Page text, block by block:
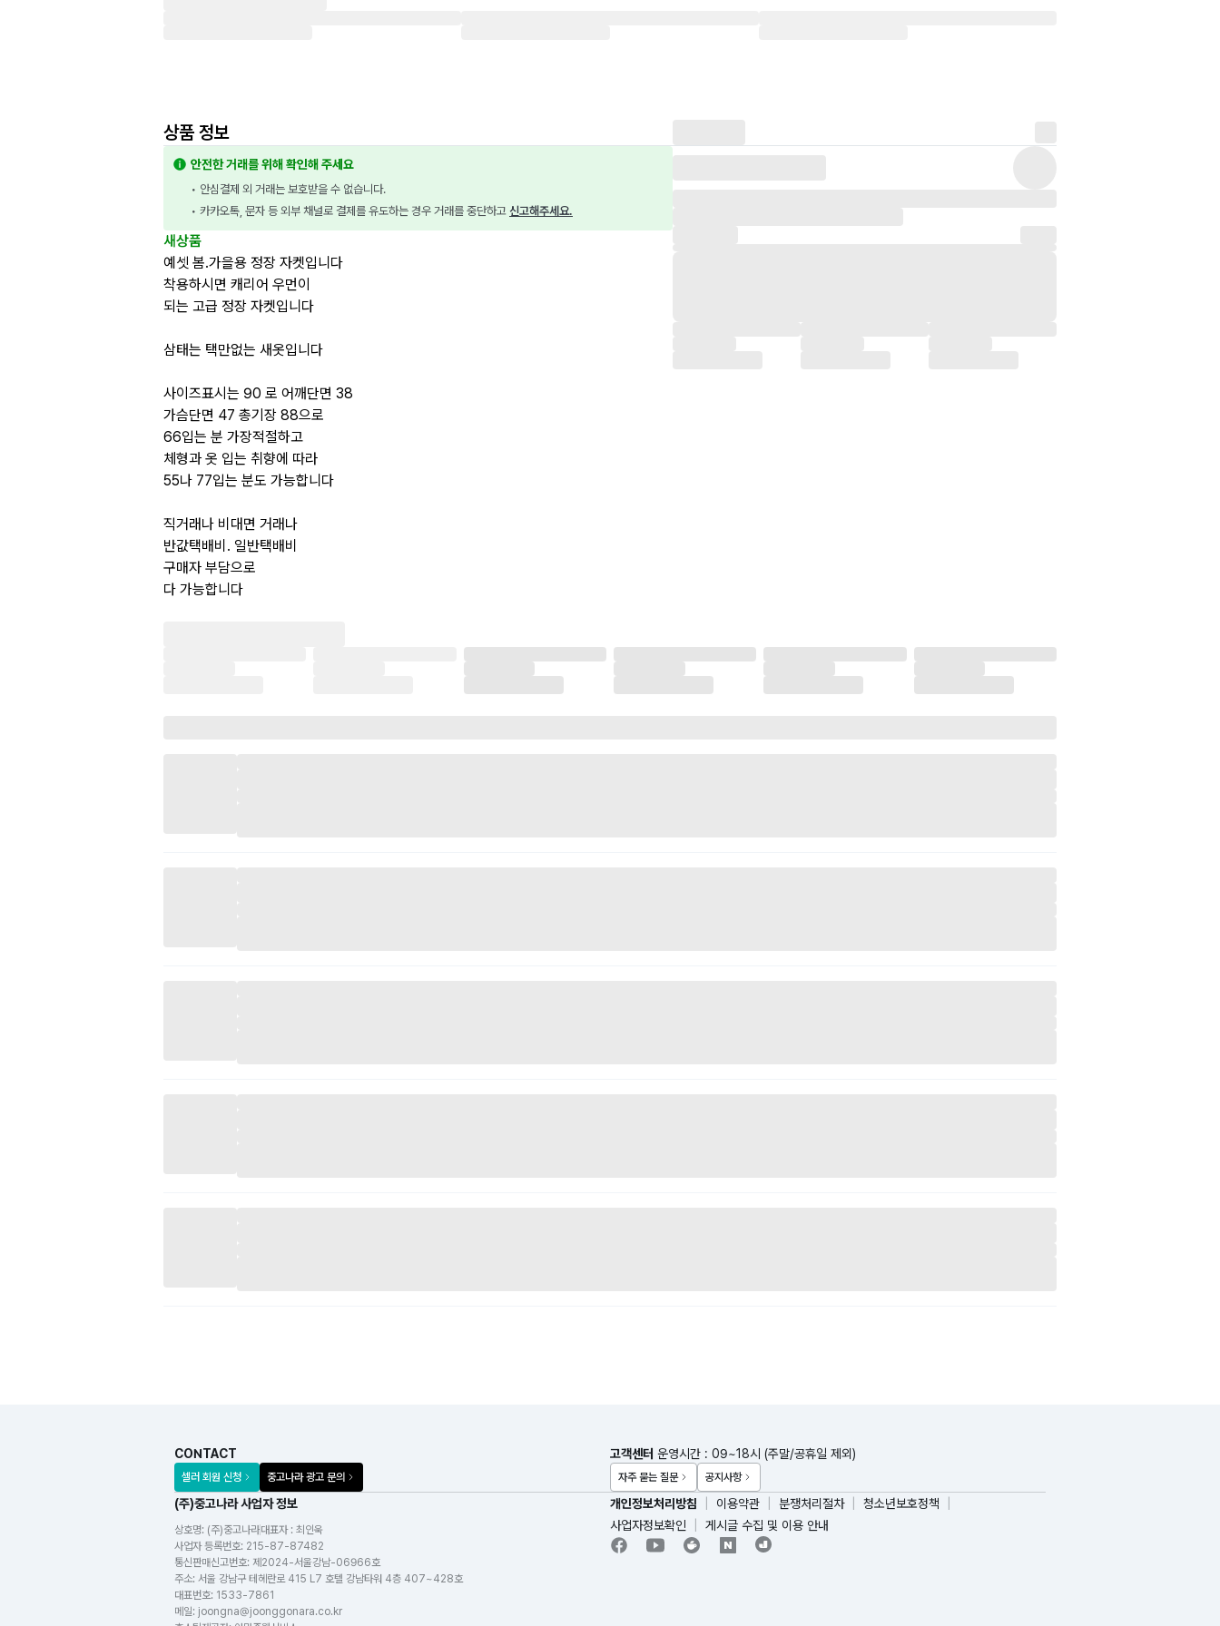
상품 정보
안전한 거래를 위해 확인해 주세요
• 안심결제 외 거래는 보호받을 수 없습니다.
• 카카오톡, 문자 등 외부 채널로 결제를 유도하는 경우 거래를 중단하고 신고해주세요.
새상품
예셋 봄.가을용 정장 자켓입니다
착용하시면 캐리어 우먼이
되는 고급 정장 자켓입니다
삼태는 택만없는 새옷입니다
사이즈표시는 90 로 어깨단면 38
가슴단면 47 총기장 88으로
66입는 분 가장적절하고
체형과 옷 입는 취향에 따라
55나 77입는 분도 가능합니다
직거래나 비대면 거래나
반값택배비. 일반택배비
구매자 부담으로
다 가능합니다
CONTACT
셀러 회원 신청 중고나라 광고 문의
(주)중고나라 사업자 정보
상호명: (주)중고나라대표자 : 최인욱
사업자 등록번호: 215-87-87482
통신판매신고번호: 제2024-서울강남-06966호
주소: 서울 강남구 테헤란로 415 L7 호텔 강남타워 4층 407~428호
대표번호: 1533-7861
메일: joongna@joonggonara.co.kr
고객센터 운영시간 : 09~18시 (주말/공휴일 제외)
자주 묻는 질문 공지사항
개인정보처리방침 이용약관 분쟁처리절차
청소년보호정책
사업자정보확인
게시글 수집 및 이용 안내